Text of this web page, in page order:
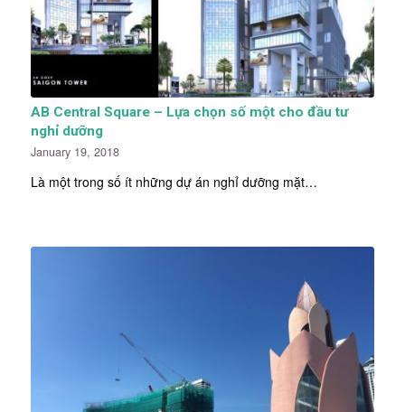
AB Central Square – Lựa chọn số một cho đầu tư
nghỉ dưỡng
January 19, 2018
Là một trong số ít những dự án nghỉ dưỡng mặt…